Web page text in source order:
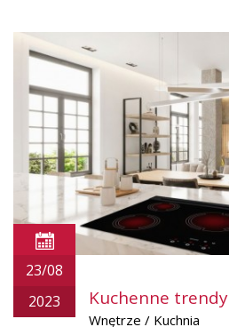
23/08
2023
Kuchenne trendy
Wnętrze / Kuchnia